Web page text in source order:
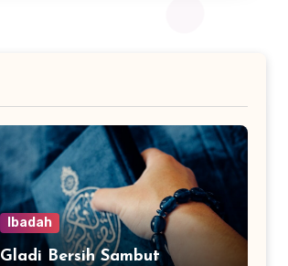
Ibadah
Gladi Bersih Sambut